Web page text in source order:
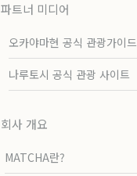
파트너 미디어
오카야마현 공식 관광가이드
나루토시 공식 관광 사이트
회사 개요
MATCHA란?